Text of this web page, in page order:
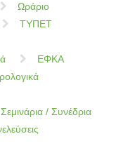
Ωράριο
ΤΥΠΕΤ
ΕΦΚΑ
Σεμινάρια / Συνέδρια